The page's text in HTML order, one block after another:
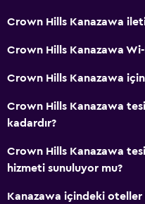
Crown Hills Kanazawa
Crown Hills Kanazawa
Crown Hills Kanazawa için
Crown Hills Kanazawa
kadardır?
Crown Hills Kanazawa
hizmeti sunuluyor mu?
Kanazawa içindeki